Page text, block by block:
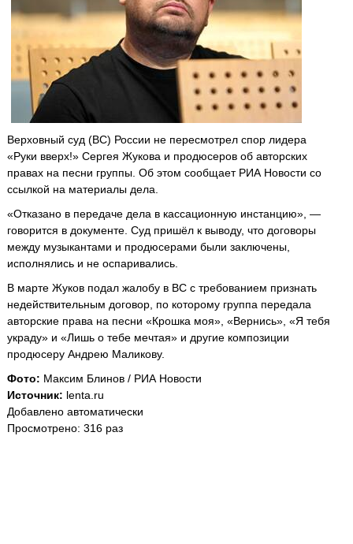
Верховный суд (ВС) России не пересмотрел спор лидера
«Руки вверх!» Сергея Жукова и продюсеров об авторских
правах на песни группы. Об этом сообщает РИА Новости со
ссылкой на материалы дела.
«Отказано в передаче дела в кассационную инстанцию», —
говорится в документе. Суд пришёл к выводу, что договоры
между музыкантами и продюсерами были заключены,
исполнялись и не оспаривались.
В марте Жуков подал жалобу в ВС с требованием признать
недействительным договор, по которому группа передала
авторские права на песни «Крошка моя», «Вернись», «Я тебя
украду» и «Лишь о тебе мечтая» и другие композиции
продюсеру Андрею Маликову.
Фото: Максим Блинов / РИА Новости
Источник: lenta.ru
Добавлено автоматически
Просмотрено: 316 раз